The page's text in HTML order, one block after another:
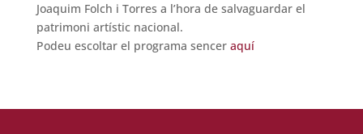
Joaquim Folch i Torres a l’hora de salvaguardar el
patrimoni artístic nacional.
Podeu escoltar el programa sencer aquí